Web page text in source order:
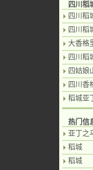
四川稻
四川稻
四川稻
大香格
四川稻
四姑娘
四川香
稻城亚
热门信
亚丁之
稻城
稻城